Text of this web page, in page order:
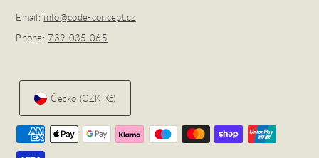
Email: info@code-concept.cz
Phone:739 035 065
Česko (CZK Kč)